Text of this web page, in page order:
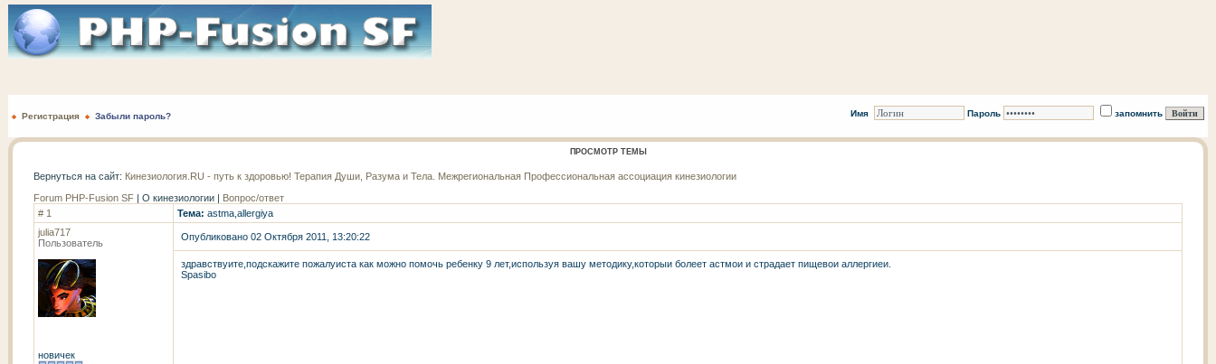
Регистрация Забыли пароль? Имя Пароль запомнить
ПРОСМОТР ТЕМЫ
Вернуться на сайт: Кинезиология.RU - путь к здоровью! Терапия Души, Разума и Тела. Межрегиональная Профессиональная ассоциация кинезиологии
Forum PHP-Fusion SF | О кинезиологии | Вопрос/ответ
# 1
Тема: astma,allergiya
julia717
Пользователь
новичек
Опубликовано 02 Октября 2011, 13:20:22
здравствуите,подскажите пожалуиста как можно помочь ребенку 9 лет,используя вашу методику,которыи болеет астмои и страдает пищевои аллергиеи.
Spasibo